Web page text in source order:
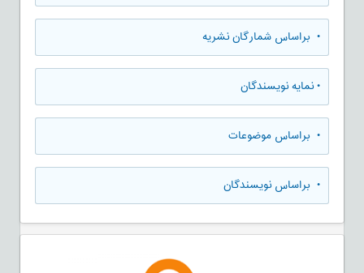
• براساس شمارگان نشریه
•نمایه نویسندگان
• براساس موضوعات
• براساس نویسندگان